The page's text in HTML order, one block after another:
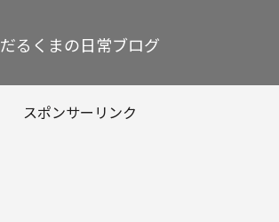
だるくまの日常ブログ
スポンサーリンク